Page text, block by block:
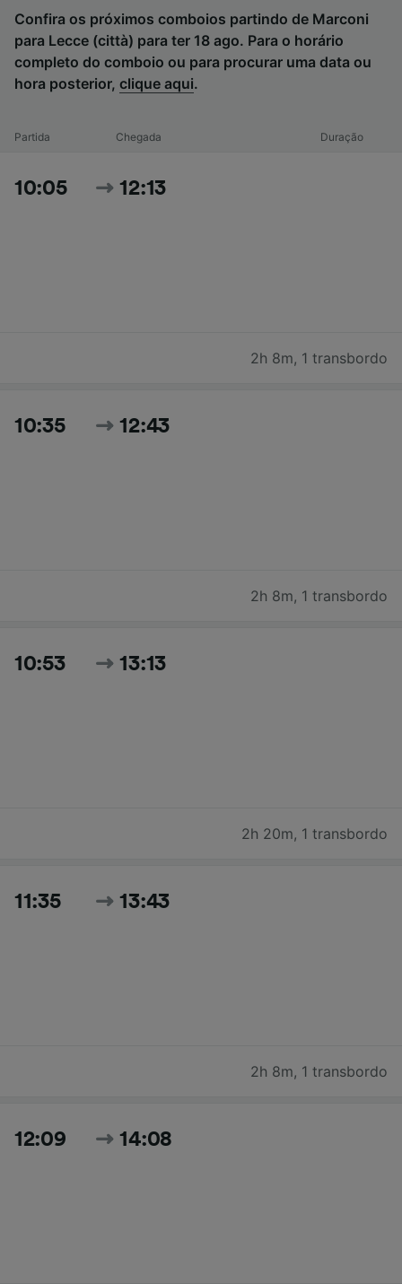
Confira os próximos comboios partindo de Marconi
para Lecce (città) para ter 18 ago. Para o horário
completo do comboio ou para procurar uma data ou
hora posterior, clique aqui.
Partida Chegada Duração
10:05 12:13
2h 8m, 1 transbordo
10:35 12:43
2h 8m, 1 transbordo
10:53 13:13
2h 20m, 1 transbordo
11:35 13:43
2h 8m, 1 transbordo
12:09 14:08